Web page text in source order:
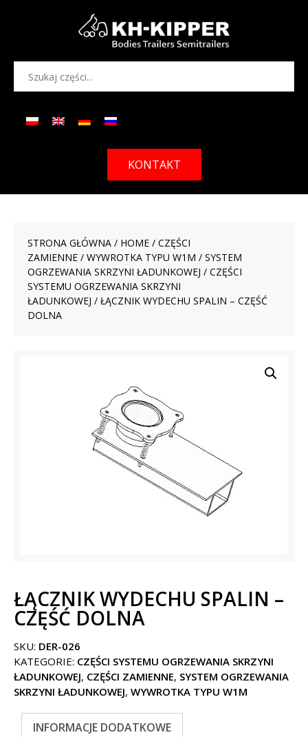
KONTAKT
STRONA GŁÓWNA / HOME / CZĘŚCI
ZAMIENNE / WYWROTKA TYPU W1M / SYSTEM
OGRZEWANIA SKRZYNI ŁADUNKOWEJ / CZĘŚCI
SYSTEMU OGRZEWANIA SKRZYNI
ŁADUNKOWEJ / ŁĄCZNIK WYDECHU SPALIN – CZĘŚĆ
DOLNA
ŁĄCZNIK WYDECHU SPALIN –
CZĘŚĆ DOLNA
SKU: DER-026
KATEGORIE: CZĘŚCI SYSTEMU OGRZEWANIA SKRZYNI
ŁADUNKOWEJ, CZĘŚCI ZAMIENNE, SYSTEM OGRZEWANIA
SKRZYNI ŁADUNKOWEJ, WYWROTKA TYPU W1M
INFORMACJE DODATKOWE